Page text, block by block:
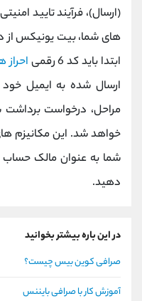
(ارسال)، فرآیند تایید
های شما، بیت ‌یونیکس از
ابتدا باید کد 6 رقمی
ارسال ‌شده به ایمیل
مراحل، درخواست برداشت
خواهد شد. این مکانیزم‌
شما به عنوان مالک حساب
دهید.
در این باره بیشتر بخوانید
صرافی کوین بیس چیست؟
آموزش کار با صرافی بایننس